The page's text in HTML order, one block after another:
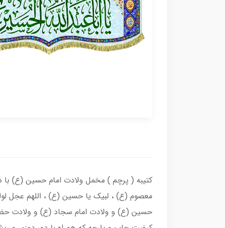
کتیبه ( پرچم ) مخمل ولادت امام حسین (ع) با
معصوم (ع) ، لبیک یا حسین (ع) ، اللهم عجل
حسین (ع) و ولادت امام سجاد (ع) و ولادت